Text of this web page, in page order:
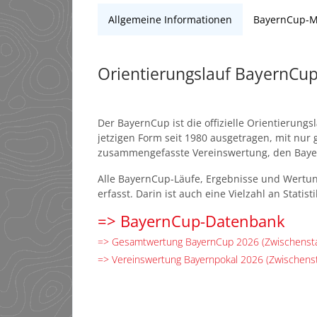
Allgemeine Informationen BayernCup-
Orientierungslauf BayernCup
Der BayernCup ist die offizielle
jetzigen Form seit 1980 ausgetragen, mit
zusammengefasste Vereinswertung, den
Alle BayernCup-Läufe, Ergebnisse und
erfasst. Darin ist auch eine Vielzahl an
=> BayernCup-Datenbank
=> Gesamtwertung BayernCup 2026
=> Vereinswertung Bayernpokal 2026